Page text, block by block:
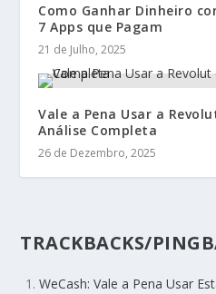
Como Ganhar Dinheiro
7 Apps que Pagam
21 de Julho, 2025
Vale a Pena Usar a
Análise Completa
26 de Dezembro, 2025
TRACKBACKS/
WeCash: Vale a Pena Usar